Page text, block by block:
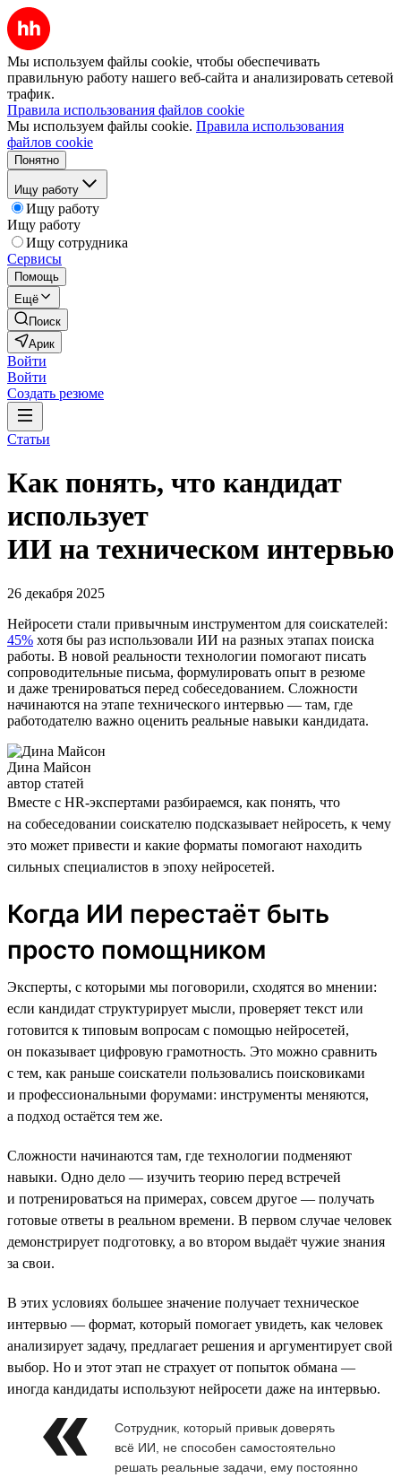
Мы используем файлы cookie, чтобы обеспечивать
правильную работу нашего веб-сайта и анализировать сетевой
трафик.
Правила использования файлов cookie
Мы используем файлы cookie. Правила использования
файлов cookie
Понятно
Ищу работу
Ищу работу
Ищу работу
Ищу сотрудника
Сервисы
Помощь
Ещё
Поиск
Арик
Войти
Войти
Создать резюме
Статьи
Как понять, что кандидат
использует
ИИ на техническом интервью
26 декабря 2025
Нейросети стали привычным инструментом для соискателей:
45% хотя бы раз использовали ИИ на разных этапах поиска
работы. В новой реальности технологии помогают писать
сопроводительные письма, формулировать опыт в резюме
и даже тренироваться перед собеседованием. Сложности
начинаются на этапе технического интервью — там, где
работодателю важно оценить реальные навыки кандидата.
Дина Майсон
автор статей
Вместе с HR-экспертами разбираемся, как понять, что
на собеседовании соискателю подсказывает нейросеть, к чему
это может привести и какие форматы помогают находить
сильных специалистов в эпоху нейросетей.
Когда ИИ перестаёт быть
просто помощником
Эксперты, с которыми мы поговорили, сходятся во мнении:
если кандидат структурирует мысли, проверяет текст или
готовится к типовым вопросам с помощью нейросетей,
он показывает цифровую грамотность. Это можно сравнить
с тем, как раньше соискатели пользовались поисковиками
и профессиональными форумами: инструменты меняются,
а подход остаётся тем же.
Сложности начинаются там, где технологии подменяют
навыки. Одно дело — изучить теорию перед встречей
и потренироваться на примерах, совсем другое — получать
готовые ответы в реальном времени. В первом случае человек
демонстрирует подготовку, а во втором выдаёт чужие знания
за свои.
В этих условиях большее значение получает техническое
интервью — формат, который помогает увидеть, как человек
анализирует задачу, предлагает решения и аргументирует свой
выбор. Но и этот этап не страхует от попыток обмана —
иногда кандидаты используют нейросети даже на интервью.
Сотрудник, который привык доверять
всё ИИ, не способен самостоятельно
решать реальные задачи, ему постоянно